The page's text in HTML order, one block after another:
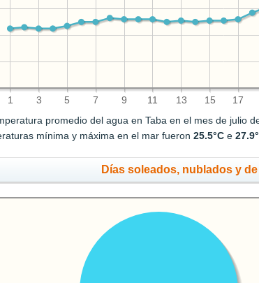
1 3 5 7 9 11 13 15 17
promedio del agua en Taba en el mes de julio
mínima y máxima en el mar fueron25.5°C e
Días soleados, nublados y